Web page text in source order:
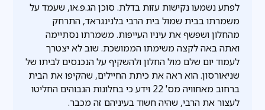
לפתע נשמעו נקישות עזות בדלת. סוכן הג.פ.או, שעמד על
משמרתו בבית שמול בית הרבי בלנינגראד, התרחק
מהחלון ושפשף את עיניו העייפות. משמרתו נסתיימה
ואתה באה לקצה משימתו הממושכת. שוב לא יצטרך
לעמוד יום שלם מול החלון ולהשקיף על הנכנסים לביתו של
שניאורסון. הוא ראה את כיתת החיילים, שהקיפו את הבית
ברחוב מאחוויה מס' 22 וידע כי בחלונות הגבוהים החליטו
לעצור את הרבי, שהיה חשוד בעיניהם זה מכבר.